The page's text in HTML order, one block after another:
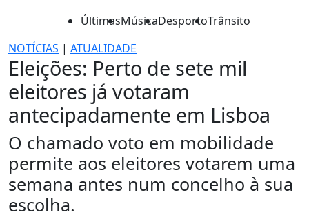
ÚltimasMúsicaDesportoTrânsito
NOTÍCIAS | ATUALIDADE
Eleições: Perto de sete mil
eleitores já votaram
antecipadamente em Lisboa
O chamado voto em mobilidade
permite aos eleitores votarem uma
semana antes num concelho à sua
escolha.